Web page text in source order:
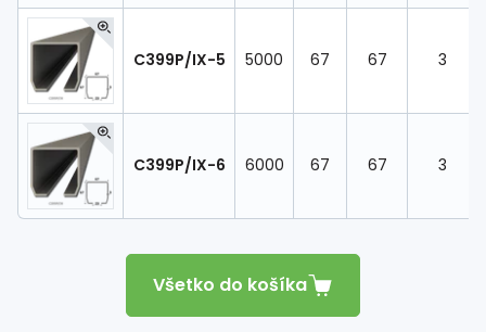
C399P/IX-5 5000 67 67 3
C399P/IX-6 6000 67 67 3
Všetko do košíka